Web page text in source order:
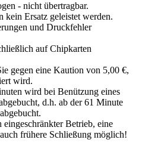
- nicht übertragbar.
kein Ersatz geleistet werden.
und Druckfehler
auf Chipkarten
gegen eine Kaution von 5,00 €,
wird.
wird bei Benützung eines
d.h. ab der 61 Minute
eingeschränkter Betrieb, eine
frühere Schließung möglich!